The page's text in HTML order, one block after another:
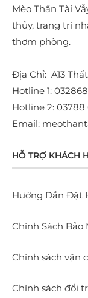
Mèo Thần Tài
thủy, trang trí
thơm phòng.
Địa Chỉ: A13 Thất
Hotline 1:
Hotline 2: 03788
Email:
HỖ TRỢ KHÁCH
Hướng Dẫn Đặt
Chính Sách Bảo
Chính sách vận
Chính sách đổi